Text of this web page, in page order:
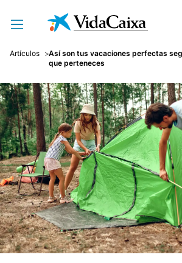
Saltar al contenido
Artículos
Así son tus vacaciones perfectas
que perteneces